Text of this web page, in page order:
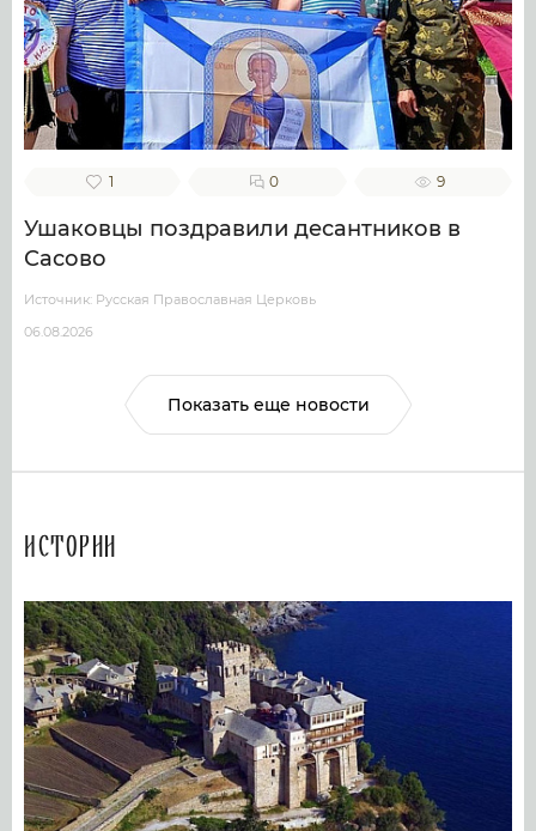
1 0 9
Ушаковцы поздравили десантников в
Сасово
Источник: Русская Православная Церковь
06.08.2026
Показать еще новости
Истории